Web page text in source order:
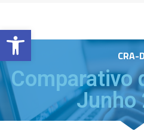
Barra de Ferramentas Aberta
CRA-
Comparativo
Junho